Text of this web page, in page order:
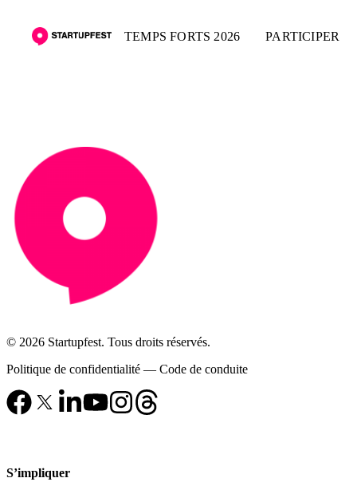
TEMPS FORTS 2026 PARTICIPER
© 2026 Startupfest. Tous droits réservés.
Politique de confidentialité — Code de conduite
S’impliquer